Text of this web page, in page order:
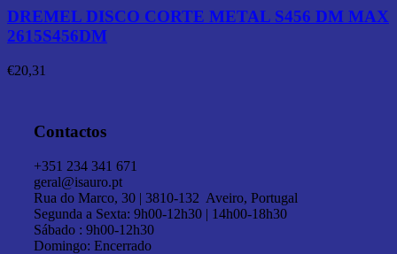
DREMEL DISCO CORTE METAL S456 DM MAX
2615S456DM
€20,31
Contactos
+351 234 341 671
geral@isauro.pt
Rua do Marco, 30 | 3810-132 Aveiro, Portugal
Segunda a Sexta: 9h00-12h30 | 14h00-18h30
Sábado : 9h00-12h30
Domingo: Encerrado